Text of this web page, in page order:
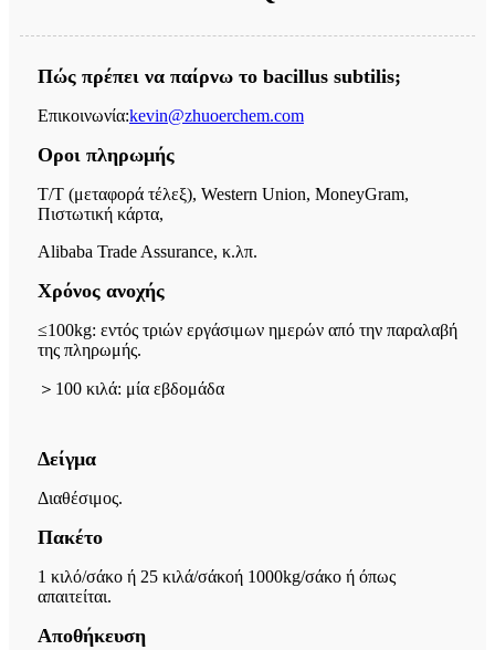
Πώς πρέπει να παίρνω το bacillus subtilis;
Επικοινωνία:kevin@zhuoerchem.com
Οροι πληρωμής
T/T (μεταφορά τέλεξ), Western Union, MoneyGram,
Πιστωτική κάρτα,
Alibaba Trade Assurance, κ.λπ.
Χρόνος ανοχής
≤100kg: εντός τριών εργάσιμων ημερών από την παραλαβή
της πληρωμής.
＞ 100 κιλά: μία εβδομάδα
Δείγμα
Διαθέσιμος.
Πακέτο
1 κιλό/σάκο ή 25 κιλά/σάκοή 1000kg/σάκο ή όπως
απαιτείται.
Αποθήκευση